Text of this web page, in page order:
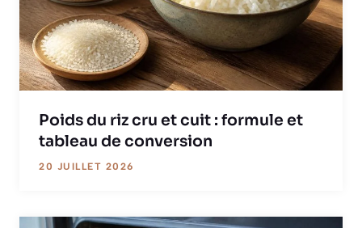
Poids du riz cru et cuit : formule et
tableau de conversion
20 JUILLET 2026